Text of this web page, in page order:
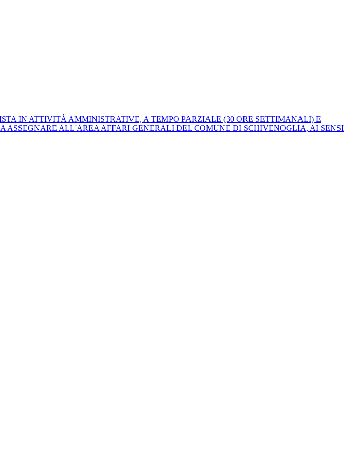
IN ATTIVITÀ AMMINISTRATIVE, A TEMPO PARZIALE (30 ORE SETTIMANALI) E
ALL'AREA AFFARI GENERALI DEL COMUNE DI SCHIVENOGLIA, AI SENSI